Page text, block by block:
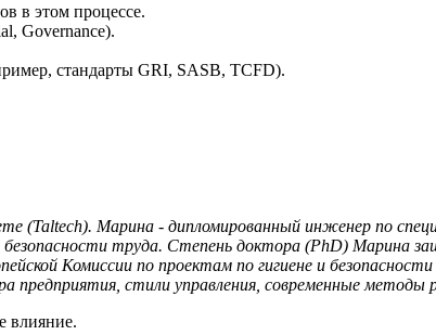
в этом процессе.
Governance).
стандарты GRI, SASB, TCFD).
(Taltech). Марина - дипломированный инженер по
безопасности труда. Степень доктора (PhD) Марина
Комиссии по проектам по гигиене и
предприятия, стили управления, современные методы
влияние.